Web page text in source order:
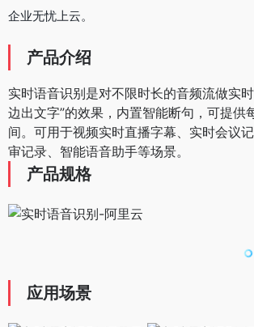
企业无忧上云。
产品介绍
实时语音识别是对不限时长的音频流做实
边出文字”的效果，内置智能断句，可提供
间。可用于视频实时直播字幕、实时会议
审记录、智能语音助手等场景。
产品规格
应用场景